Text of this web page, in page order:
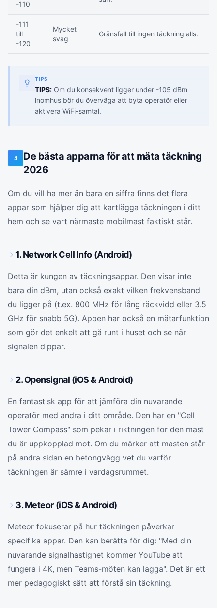
-110
-111
till
-120
Mycket
svag
Gränsfall till ingen täckning alls.
TIPS
TIPS: Om du konsekvent ligger under -105 dBm
inomhus bör du överväga att byta operatör eller
aktivera WiFi-samtal.
4
De bästa apparna för att mäta täckning
2026
Om du vill ha mer än bara en siffra finns det flera
appar som hjälper dig att kartlägga täckningen i ditt
hem och se vart närmaste mobilmast faktiskt står.
1. Network Cell Info (Android)
Detta är kungen av täckningsappar. Den visar inte
bara din dBm, utan också exakt vilken frekvensband
du ligger på (t.ex. 800 MHz för lång räckvidd eller 3.5
GHz för snabb 5G). Appen har också en mätarfunktion
som gör det enkelt att gå runt i huset och se när
signalen dippar.
2. Opensignal (iOS & Android)
En fantastisk app för att jämföra din nuvarande
operatör med andra i ditt område. Den har en "Cell
Tower Compass" som pekar i riktningen för den mast
du är uppkopplad mot. Om du märker att masten står
på andra sidan en betongvägg vet du varför
täckningen är sämre i vardagsrummet.
3. Meteor (iOS & Android)
Meteor fokuserar på hur täckningen påverkar
specifika appar. Den kan berätta för dig: "Med din
nuvarande signalhastighet kommer YouTube att
fungera i 4K, men Teams-möten kan lagga". Det är ett
mer pedagogiskt sätt att förstå sin täckning.